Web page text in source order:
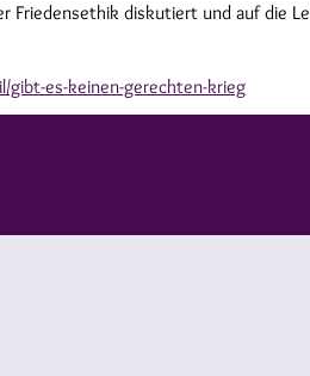
Friedensethik diskutiert und auf die
gibt-es-keinen-gerechten-krieg